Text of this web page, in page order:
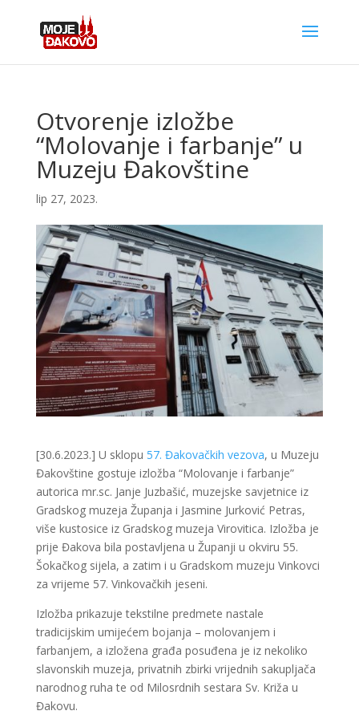
Otvorenje izložbe
“Molovanje i farbanje” u
Muzeju Đakovštine
lip 27, 2023.
[30.6.2023.] U sklopu 57. Đakovačkih vezova, u Muzeju
Đakovštine gostuje izložba “Molovanje i farbanje”
autorica mr.sc. Janje Juzbašić, muzejske savjetnice iz
Gradskog muzeja Županja i Jasmine Jurković Petras,
više kustosice iz Gradskog muzeja Virovitica. Izložba je
prije Đakova bila postavljena u Županji u okviru 55.
Šokačkog sijela, a zatim i u Gradskom muzeju Vinkovci
za vrijeme 57. Vinkovačkih jeseni.
Izložba prikazuje tekstilne predmete nastale
tradicijskim umijećem bojanja – molovanjem i
farbanjem, a izložena građa posuđena je iz nekoliko
slavonskih muzeja, privatnih zbirki vrijednih sakupljača
narodnog ruha te od Milosrdnih sestara Sv. Križa u
Đakovu.